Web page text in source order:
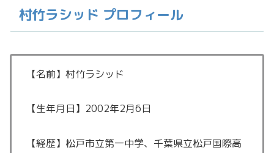
村竹ラシッド プロフィール
【名前】村竹ラシッド
【生年月日】2002年2月6日
【経歴】松戸市立第一中学、千葉県立松戸国際高